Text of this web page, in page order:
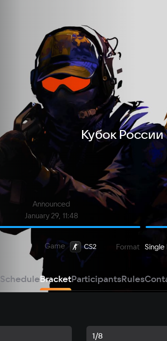
Кубок
Announced
January 29, 11:48
Game CS2 Format Single
ScheduleBracketParticipantsRules
1/8